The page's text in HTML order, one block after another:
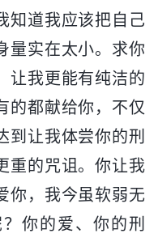
知道我应该把自己
量实在太小。求你
让我更能有纯洁的
的都献给你，不仅
到让我体尝你的刑
重的咒诅。你让我
你，我今虽软弱无
你的爱、你的刑